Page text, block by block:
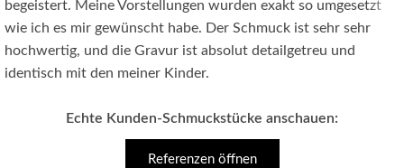
begeistert. Meine Vorstellungen wurden exakt so umgesetzt
wie ich es mir gewünscht habe. Der Schmuck ist sehr sehr
hochwertig, und die Gravur ist absolut detailgetreu und
identisch mit den meiner Kinder.
Echte Kunden-Schmuckstücke anschauen:
Referenzen öffnen